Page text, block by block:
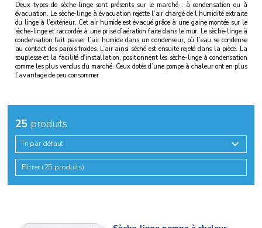
Deux types de sèche-linge sont présents sur le marché : à condensation ou à
évacuation. Le sèche-linge à évacuation rejette l’air chargé de l’humidité extraite
du linge à l’extérieur. Cet air humide est évacué grâce à une gaine montée sur le
sèche-linge et raccordée à une prise d’aération faite dans le mur. Le sèche-linge à
condensation fait passer l’air humide dans un condenseur, où l’eau se condense
au contact des parois froides. L’air ainsi séché est ensuite rejeté dans la pièce. La
souplesse et la facilité d’installation, positionnent les sèche-linge à condensation
comme les plus vendus du marché. Ceux dotés d’une pompe à chaleur ont en plus
l’avantage de peu consommer
25 produits
Tri par défaut
Filtrer (25 produits)